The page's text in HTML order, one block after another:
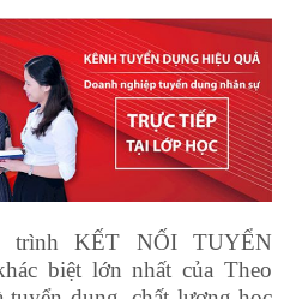
trình KẾT NỐI TUYỂN
biệt lớn nhất của Theo